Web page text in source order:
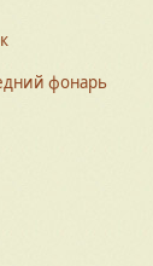
фонарь